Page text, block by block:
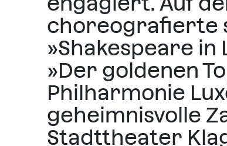
choreografierte
»Shakespeare in
»Der goldenen
Philharmonie
geheimnisvolle
Stadttheater